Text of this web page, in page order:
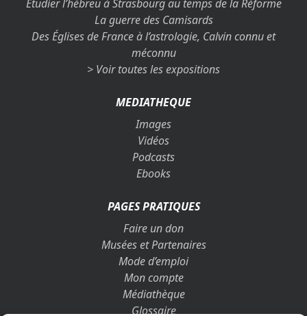
Étudier l’hébreu à Strasbourg au temps de la Réforme
La guerre des Camisards
Des Églises de France à l’astrologie, Calvin connu et
méconnu
> Voir toutes les expositions
MEDIATHEQUE
Images
Vidéos
Podcasts
Ebooks
PAGES PRATIQUES
Faire un don
Musées et Partenaires
Mode d’emploi
Mon compte
Médiathèque
Glossaire